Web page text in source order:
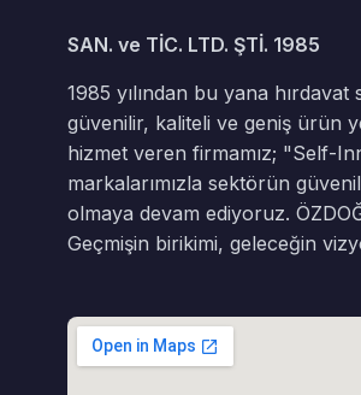
SAN. ve TİC. LTD. ŞTİ. 1985
1985 yılından bu yana hırdavat
güvenilir, kaliteli ve geniş ürün
hizmet veren firmamız; "Self-
markalarımızla sektörün
olmaya devam ediyoruz.
Geçmişin birikimi, geleceğin